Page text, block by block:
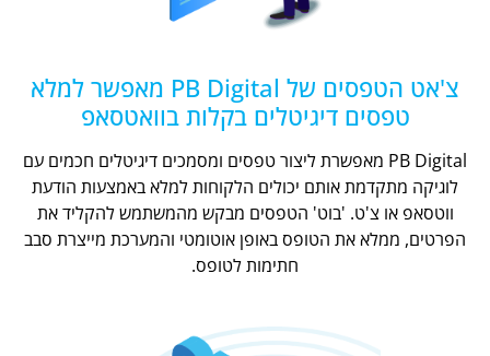
צ'אט הטפסים של PB Digital מאפשר למלא
טפסים דיגיטלים בקלות בוואטסאפ
PB Digital מאפשרת ליצור טפסים ומסמכים דיגיטלים חכמים עם
לוגיקה מתקדמת אותם יכולים הלקוחות למלא באמצעות הודעת
ווטסאפ או צ'ט. 'בוט' הטפסים מבקש מהמשתמש להקליד את
הפרטים, ממלא את הטופס באופן אוטומטי והמערכת מייצרת סבב
חתימות לטופס.